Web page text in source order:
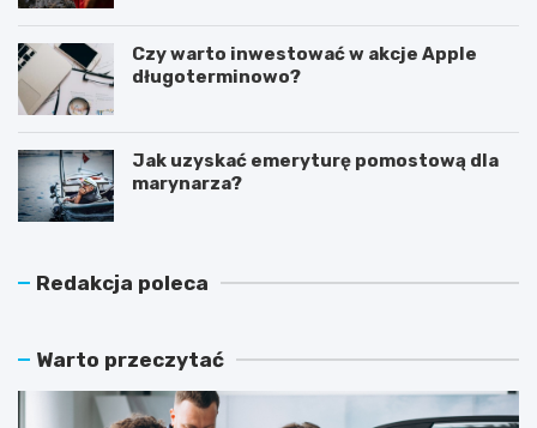
Czy warto inwestować w akcje Apple
długoterminowo?
Jak uzyskać emeryturę pomostową dla
marynarza?
Redakcja poleca
Warto przeczytać